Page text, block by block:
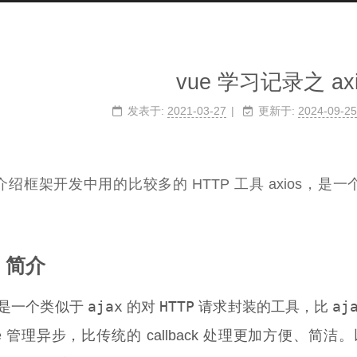
vue 学习记录之
发表于: 2021-03-27 更新于: 2024-09-25
绍框架开发中用的比较多的 HTTP 工具 axios，是一
介
一个类似于 ajax 的对 HTTP 请求封装的工具，比
管理异步，比传统的 callback 处理更加方便、简洁